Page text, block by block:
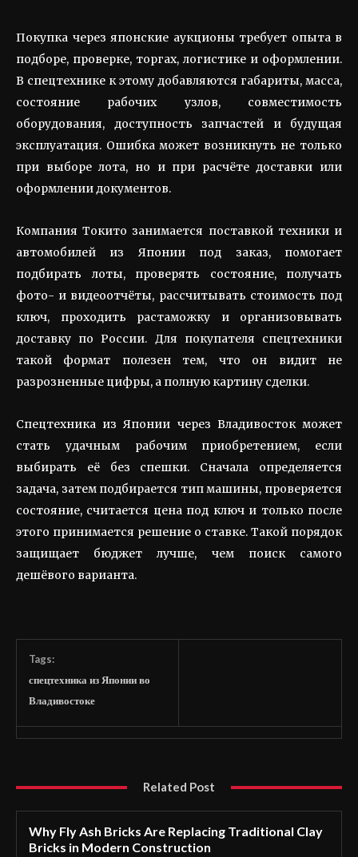
Покупка через японские аукционы требует опыта в
подборе, проверке, торгах, логистике и оформлении.
В спецтехнике к этому добавляются габариты, масса,
состояние рабочих узлов, совместимость
оборудования, доступность запчастей и будущая
эксплуатация. Ошибка может возникнуть не только
при выборе лота, но и при расчёте доставки или
оформлении документов.
Компания Токито занимается поставкой техники и
автомобилей из Японии под заказ, помогает
подбирать лоты, проверять состояние, получать
фото- и видеоотчёты, рассчитывать стоимость под
ключ, проходить растаможку и организовывать
доставку по России. Для покупателя спецтехники
такой формат полезен тем, что он видит не
разрозненные цифры, а полную картину сделки.
Спецтехника из Японии через Владивосток может
стать удачным рабочим приобретением, если
выбирать её без спешки. Сначала определяется
задача, затем подбирается тип машины, проверяется
состояние, считается цена под ключ и только после
этого принимается решение о ставке. Такой порядок
защищает бюджет лучше, чем поиск самого
дешёвого варианта.
Tags:
спецтехника из Японии во
Владивостоке
Related Post
Why Fly Ash Bricks Are Replacing Traditional Clay
Bricks in Modern Construction